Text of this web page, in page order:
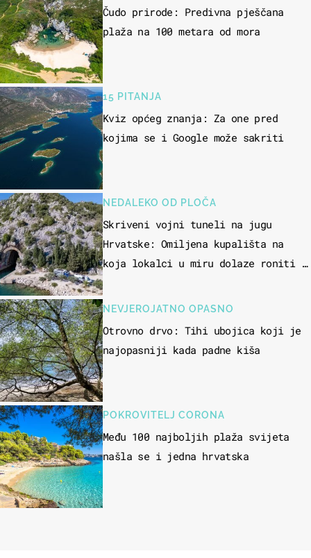
Čudo prirode: Predivna pješčana
plaža na 100 metara od mora
15 PITANJA
Kviz općeg znanja: Za one pred
kojima se i Google može sakriti
NEDALEKO OD PLOČA
Skriveni vojni tuneli na jugu
Hrvatske: Omiljena kupališta na
koja lokalci u miru dolaze roniti i
NEVJEROJATNO OPASNO
Otrovno drvo: Tihi ubojica koji je
najopasniji kada padne kiša
POKROVITELJ CORONA
Među 100 najboljih plaža svijeta
našla se i jedna hrvatska